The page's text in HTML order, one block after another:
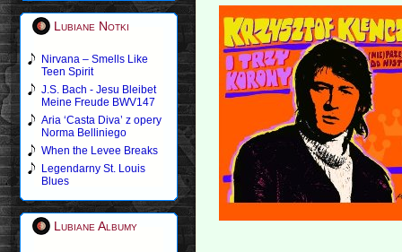
Lubiane Notki
Nirvana – Smells Like
Teen Spirit
J.S. Bach - Jesu Bleibet
Meine Freude BWV147
Aria ‘Casta Diva’ z opery
Norma Belliniego
When the Levee Breaks
Legendarny St. Louis
Blues
Lubiane Albumy